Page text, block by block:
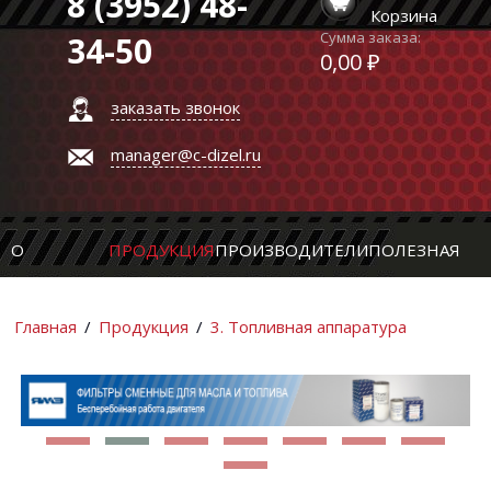
34-50
заказать звонок
manager@c-dizel.ru
Корзина
Сумма заказа:
0,00 ₽
О ПРОДУКЦИЯПРОИЗВОДИТЕЛИПОЛЕЗНАЯ
Главная / Продукция / 3. Топливная аппаратура